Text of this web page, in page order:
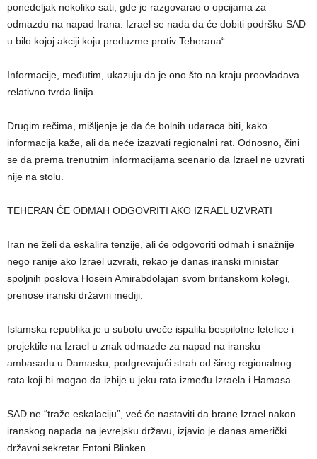
ponedeljak nekoliko sati, gde je razgovarao o opcijama za
odmazdu na napad Irana. Izrael se nada da će dobiti podršku SAD
u bilo kojoj akciji koju preduzme protiv Teherana“.
Informacije, međutim, ukazuju da je ono što na kraju preovladava
relativno tvrda linija.
Drugim rečima, mišljenje je da će bolnih udaraca biti, kako
informacija kaže, ali da neće izazvati regionalni rat. Odnosno, čini
se da prema trenutnim informacijama scenario da Izrael ne uzvrati
nije na stolu.
TEHERAN ĆE ODMAH ODGOVRITI AKO IZRAEL UZVRATI
Iran ne želi da eskalira tenzije, ali će odgovoriti odmah i snažnije
nego ranije ako Izrael uzvrati, rekao je danas iranski ministar
spoljnih poslova Hosein Amirabdolajan svom britanskom kolegi,
prenose iranski državni mediji.
Islamska republika je u subotu uveče ispalila bespilotne letelice i
projektile na Izrael u znak odmazde za napad na iransku
ambasadu u Damasku, podgrevajući strah od šireg regionalnog
rata koji bi mogao da izbije u jeku rata između Izraela i Hamasa.
SAD ne “traže eskalaciju”, već će nastaviti da brane Izrael nakon
iranskog napada na jevrejsku državu, izjavio je danas američki
državni sekretar Entoni Blinken.